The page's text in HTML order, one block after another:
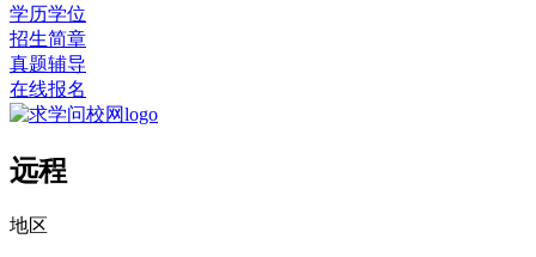
学历学位
招生简章
真题辅导
在线报名
远程
地区